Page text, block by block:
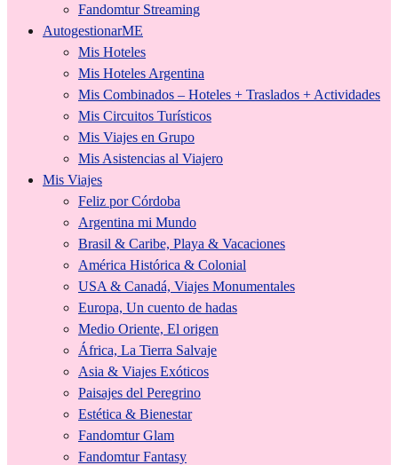
Fandomtur Streaming
AutogestionarME
Mis Hoteles
Mis Hoteles Argentina
Mis Combinados – Hoteles + Traslados + Actividades
Mis Circuitos Turísticos
Mis Viajes en Grupo
Mis Asistencias al Viajero
Mis Viajes
Feliz por Córdoba
Argentina mi Mundo
Brasil & Caribe, Playa & Vacaciones
América Histórica & Colonial
USA & Canadá, Viajes Monumentales
Europa, Un cuento de hadas
Medio Oriente, El origen
África, La Tierra Salvaje
Asia & Viajes Exóticos
Paisajes del Peregrino
Estética & Bienestar
Fandomtur Glam
Fandomtur Fantasy